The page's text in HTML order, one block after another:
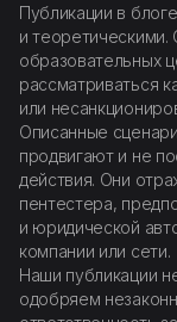
Публикации в
и
образовательных
рассматриваться
или
Описанные
продвигают и не
действия. Они
пентестера,
и юридической
компании или сети.
Наши публикации
одобряем